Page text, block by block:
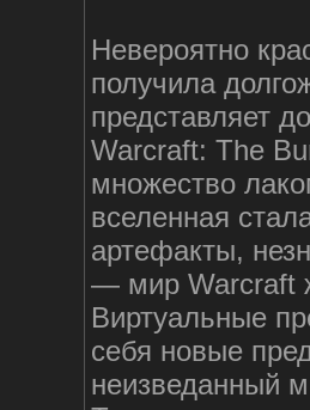
Невероятно
получила
представляет
Warcraft: The
множество
вселенная
артефакты,
— мир Warcraft
Виртуальные
себя новые
неизведанный